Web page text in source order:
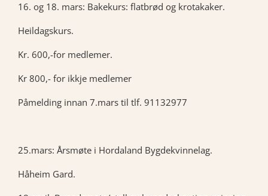
16. og 18. mars: Bakekurs: flatbrød og krotakaker.
Heildagskurs.
Kr. 600,-for medlemer.
Kr 800,- for ikkje medlemer
Påmelding innan 7.mars til tlf. 91132977
25.mars: Årsmøte i Hordaland Bygdekvinnelag.
Håheim Gard.